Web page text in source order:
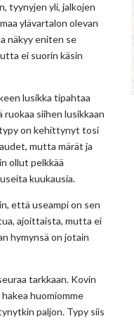
tyynyjen yli, jalkojen
ylävartalon olevan
näkyy eniten se
ei suorin käsin
lusikka tipahtaa
siihen lusikkaan
on kehittynyt tosi
mutta märät ja
ollut pelkkää
kuukausia.
että useampi on sen
ajoittaista, mutta ei
hymynsä on jotain
tarkkaan. Kovin
huomiomme
paljon. Typy siis